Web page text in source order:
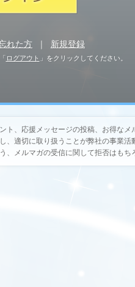
れた方 ｜ 新規登録
ログアウト 」をクリックしてください。
ト、応援メッセージの投稿、お得なメ
、適切に取り扱うことが弊社の事業活
、メルマガの受信に関して拒否はもち